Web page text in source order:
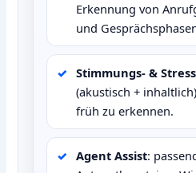
Erkennung von
und
Stimmungs‑ &
(akustisch +
früh zu erkennen.
Agent Assist: